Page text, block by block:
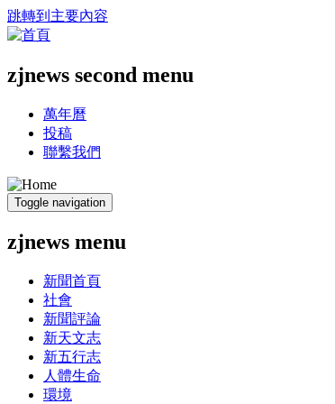
跳轉到主要內容
zjnews second menu
萬年曆
投稿
聯繫我們
Toggle navigation
zjnews menu
新聞首頁
社會
新聞評論
新天文志
新五行志
人體生命
環境